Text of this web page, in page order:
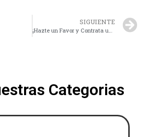
SIGUIENTE
¡Hazte un Favor y Contrata un Experto!
Categorias